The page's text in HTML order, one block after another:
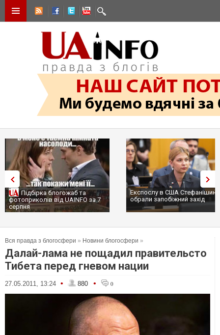
Підбірка блогожаб та
фотоприколів від UAINFO за 7
серпня
Експослу в США
обрали запобіжний захід
Вся правда з блогосфери » Новини блогосфери »
Далай-лама не пощадил правительсто
Тибета перед гневом нации
27.05.2011, 13:24 • 880 • 0